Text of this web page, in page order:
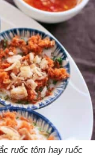
ruốc tôm hay ruốc